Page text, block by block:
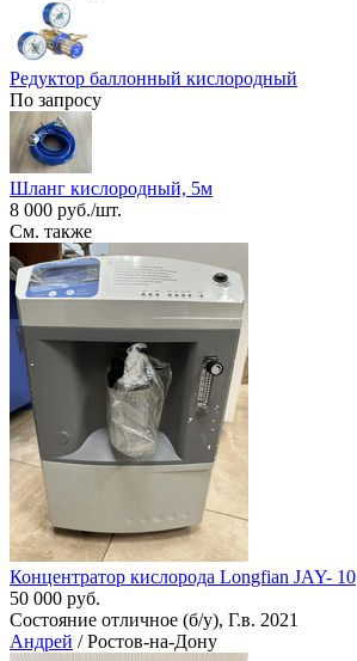
Редуктор баллонный кислородный
По запросу
Шланг кислородный, 5м
8 000 руб./шт.
См. также
Концентратор кислорода Longfian JAY- 10
50 000 руб.
Состояние отличное (б/у), Г.в. 2021
Андрей / Ростов-на-Дону